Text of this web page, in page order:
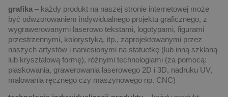
grafika – każdy produkt na naszej stronie internetowej może
być odwzorowaniem indywidualnego projektu graficznego, z
wygrawerowanymi laserowo tekstami, logotypami, figurami
przestrzennymi, kolorystyką, itp., zaprojektowanymi przez
naszych artystów i naniesionymi na statuetkę (lub inną szklaną
lub kryształową formę), różnymi technologiami (za pomocą:
piaskowania, grawerowania laserowego 2D i 3D, nadruku UV,
malowania ręcznego czy maszynowego np. CNC)